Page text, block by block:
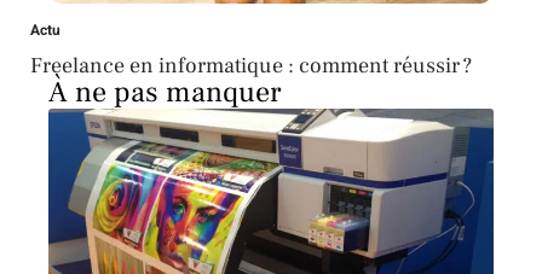
Actu
Freelance en informatique : comment réussir ?
À ne pas manquer